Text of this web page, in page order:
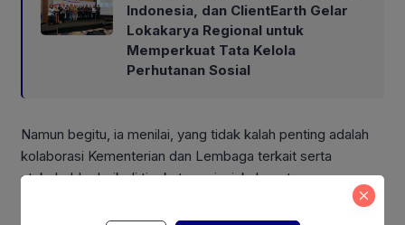
Indonesia, dan ClientEarth Gelar
Lokakarya Regional untuk
Memperkuat Tata Kelola
Perhutanan Sosial
Namun begitu, ia menilai, yang tidak kalah penting adalah
kolaborasi Kementerian dan Lembaga terkait serta
stakeholder baik di tingkat provinsi, kabupaten,
merealisasikan program tersebut.